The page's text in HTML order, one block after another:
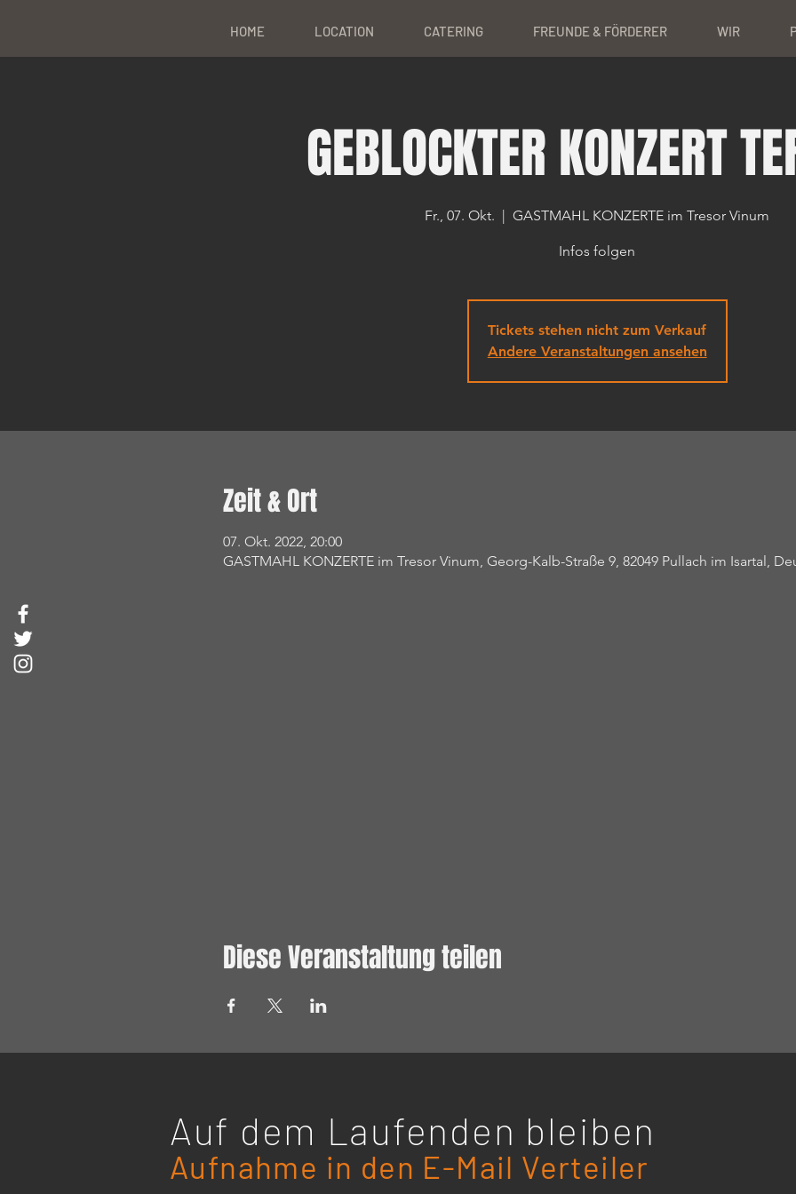
HOME LOCATION CATERING FREUNDE & FÖRDERER WIR
GEBLOCKTER KONZERT
Fr., 07. Okt.
  |
GASTMAHL KONZERTE im Tresor Vinum
Infos folgen
Tickets stehen nicht zum Verkauf
Andere Veranstaltungen ansehen
Zeit & Ort
07. Okt. 2022, 20:00
GASTMAHL KONZERTE im Tresor Vinum, Georg-Kalb-Straße 9, 82049 Pullach im Isartal,
Diese Veranstaltung teilen
Auf dem Laufenden bleiben
Aufnahme in den E-Mail Verteiler